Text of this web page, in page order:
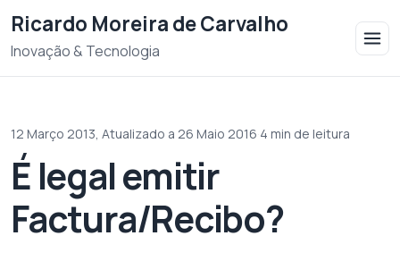
Ricardo Moreira de Carvalho
Inovação & Tecnologia
12 Março 2013, Atualizado a 26 Maio 2016 4 min de leitura
É legal emitir
Factura/Recibo?